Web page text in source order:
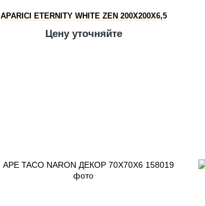
APARICI ETERNITY WHITE ZEN 200X200X6,5
Цену уточняйте